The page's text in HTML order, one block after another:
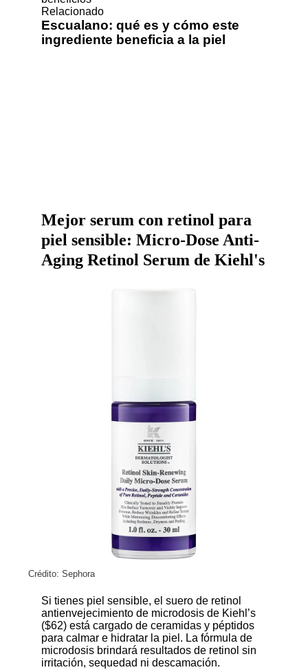
Relacionado
Escualano: qué es y cómo este
ingrediente beneficia a la piel
Mejor serum con retinol para
piel sensible: Micro-Dose Anti-
Aging Retinol Serum de Kiehl's
Crédito: Sephora
Si tienes piel sensible, el suero de retinol
antienvejecimiento de microdosis de Kiehl’s
($62) está cargado de ceramidas y péptidos
para calmar e hidratar la piel. La fórmula de
microdosis brindará resultados de retinol sin
irritación, sequedad ni descamación.